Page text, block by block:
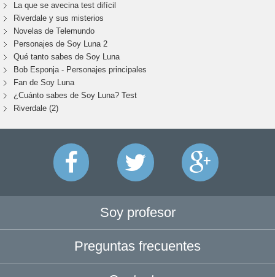
La que se avecina test difícil
Riverdale y sus misterios
Novelas de Telemundo
Personajes de Soy Luna 2
Qué tanto sabes de Soy Luna
Bob Esponja - Personajes principales
Fan de Soy Luna
¿Cuánto sabes de Soy Luna? Test
Riverdale (2)
Soy profesor
Preguntas frecuentes